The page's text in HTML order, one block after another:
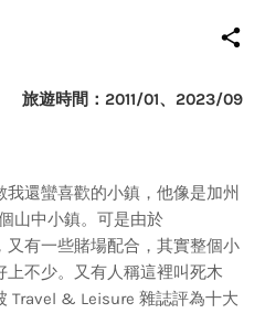
旅遊時間：2011/01、2023/09
還蠻喜歡的小鎮，他像是加州
山中小鎮。可是由於
又有一些賭場配合，其實整個小
不少。又有人稱這裡叫死木
Travel & Leisure 雜誌評為十大